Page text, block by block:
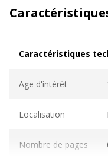
Caractéristiques
Age d'intérêt
Localisation
Nombre de pages